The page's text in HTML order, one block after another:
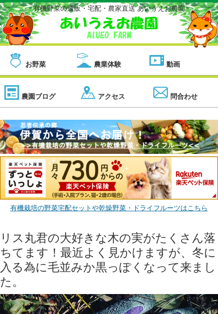
有機野菜の通販・宅配・農家直送 あいうえお農園
お野菜 農業体験 動画
農園ブログ アクセス 問合わせ
有機栽培の野菜宅配セットや乾燥野菜・ドライフルーツはこちら
リス丸君の大好きな木の実がたくさん落
ちてます！最近よく見かけますが、冬に
入る為に毛並みか黒っぽくなって来まし
た。